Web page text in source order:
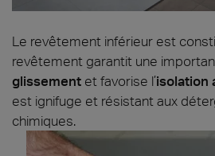
Le revêtement inférieur est
revêtement garantit une
glissement et favorise l’isolation
est ignifuge et résistant aux
chimiques.